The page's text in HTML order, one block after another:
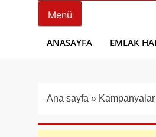
Menü
ANASAYFA EMLAK
Ana sayfa » Kampanyalar